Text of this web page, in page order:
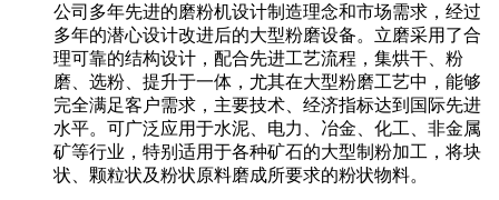
公司多年先进的磨粉机设计制造理念和市场需求，经过
多年的潜心设计改进后的大型粉磨设备。立磨采用了合
理可靠的结构设计，配合先进工艺流程，集烘干、粉
磨、选粉、提升于一体，尤其在大型粉磨工艺中，能够
完全满足客户需求，主要技术、经济指标达到国际先进
水平。可广泛应用于水泥、电力、冶金、化工、非金属
矿等行业，特别适用于各种矿石的大型制粉加工，将块
状、颗粒状及粉状原料磨成所要求的粉状物料。